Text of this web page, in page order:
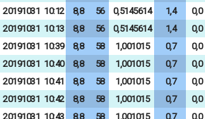
20191031 10:12 8,8 56 0,5145614 1,4 0,0
20191031 10:13 8,8 56 0,5145614 1,4 0,0
20191031 10:39 8,8 58 1,001015 0,7 0,0
20191031 10:40 8,8 58 1,001015 0,7 0,0
20191031 10:41 8,8 58 1,001015 0,7 0,0
20191031 10:42 8,8 58 1,001015 0,7 0,0
20191031 10:43 8,8 58 1,001015 0,7 0,0